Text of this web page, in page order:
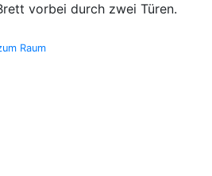
vorbei durch zwei Türen.
Raum